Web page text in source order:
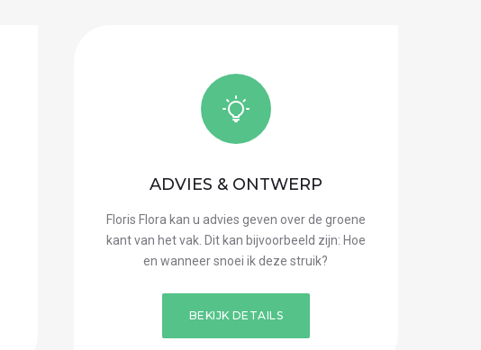
ADVIES & ONTWERP
Floris Flora kan u advies geven over de groene
kant van het vak. Dit kan bijvoorbeeld zijn: Hoe
en wanneer snoei ik deze struik?
BEKIJK DETAILS